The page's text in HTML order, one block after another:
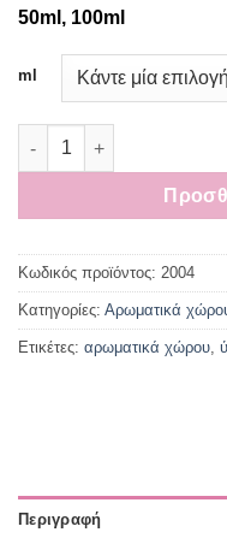
50ml, 100ml
ml
Αρωματικό χώρου
Κωδικός προϊόντος: 2004
Κατηγορίες: Αρωματικά
Ετικέτες: αρωματικά χώρου,
Περιγραφή